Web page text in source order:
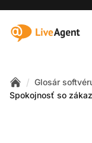
:site.title
Home
/ Glosár
Spokojnosť so